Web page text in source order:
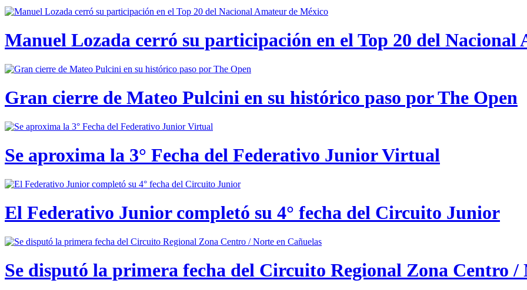
Manuel Lozada cerró su participación en el Top 20 del Nacional
Gran cierre de Mateo Pulcini en su histórico paso por The Open
Se aproxima la 3° Fecha del Federativo Junior Virtual
El Federativo Junior completó su 4° fecha del Circuito Junior
Se disputó la primera fecha del Circuito Regional Zona Centro /